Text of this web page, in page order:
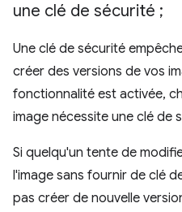
une clé de sécurité ;
Une clé de sécurité
créer des versions de vos
fonctionnalité est activée,
image nécessite une clé de
Si quelqu'un tente de
l'image sans fournir de clé
pas créer de nouvelle